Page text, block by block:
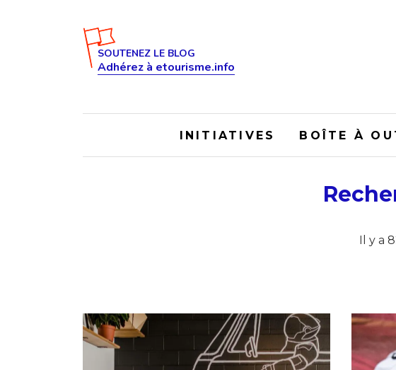
SOUTENEZ LE BLOG
Adhérez à etourisme.info
INITIATIVES BOÎTE À
Il y a